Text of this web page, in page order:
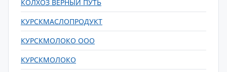
КОЛХОЗ ВЕРНЫЙ ПУТЬ
КУРСКМАСЛОПРОДУКТ
КУРСКМОЛОКО ООО
КУРСКМОЛОКО